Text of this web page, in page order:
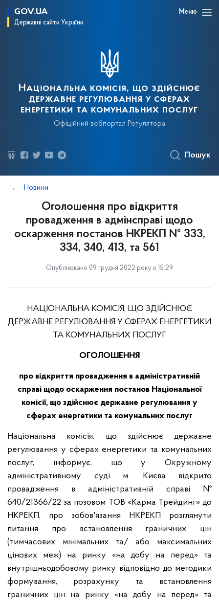
GOV.UA
Державні сайти України
Меню
Національна комісія, що здійснює
державне регулювання у сферах
енергетики та комунальних послуг
Офіційний вебпортал Регулятора
Пошук
Новини
Оголошення про відкриття
провадження в адмінсправі щодо
оскарження постанов НКРЕКП № 333,
334, 340, 413, та 561
Опубліковано 09 грудня 2022 року о 15:29
НАЦІОНАЛЬНА КОМІСІЯ, ЩО ЗДІЙСНЮЄ
ДЕРЖАВНЕ РЕГУЛЮВАННЯ У СФЕРАХ ЕНЕРГЕТИКИ
ТА КОМУНАЛЬНИХ ПОСЛУГ
ОГОЛОШЕННЯ
про відкриття провадження в адміністративній
справі щодо оскарження постанов Національної
комісії, що здійснює державне регулювання у
сферах енергетики та комунальних послуг
Національна комісія, що здійснює державне
регулювання у сферах енергетики та комунальних
послуг, інформує, що у Окружному
адміністративному суді м. Києва відкрито
провадження в адміністративній справі №
640/21366/22 за позовом ТОВ «Карма Трейдинг» до
НКРЕКП, про зобов'язання НКРЕКП розглянути
питання про встановлення граничних цін
(тимчасових мінімальних та/ або максимальних
цінових меж) на ринку «на добу на перед» та
внутрішньодобовому ринку відповідно до методики
формування, розрахунку та встановлення
граничних цін на ринку «на добу на перед» та